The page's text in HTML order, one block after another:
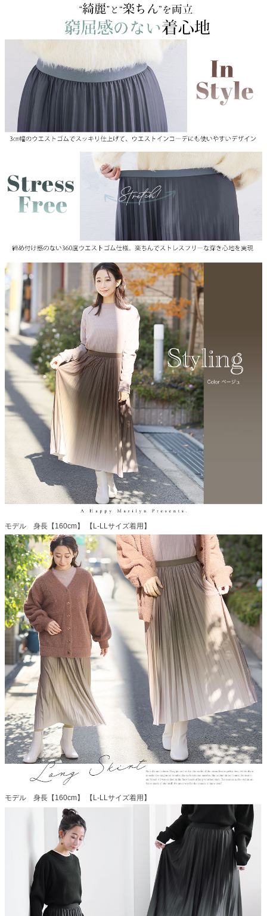
モデル 身長【160cm】 【L-LLサイズ着用】
モデル 身長【160cm】 【L-LLサイズ着用】